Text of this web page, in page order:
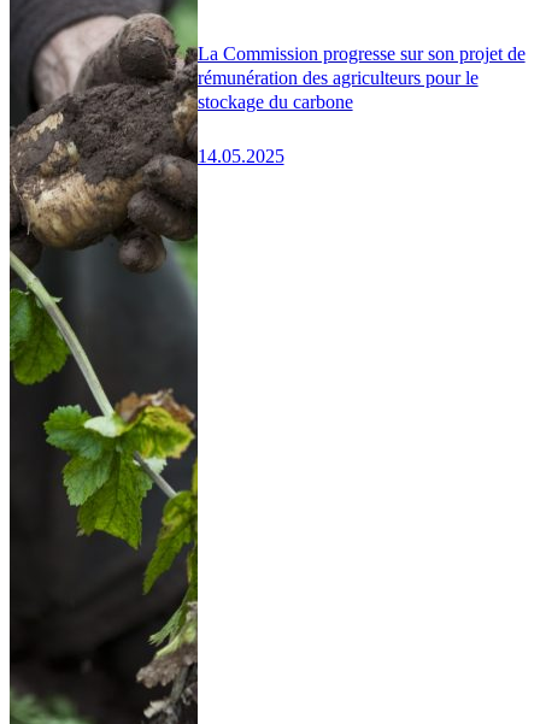
La Commission progresse sur son projet de
rémunération des agriculteurs pour le
stockage du carbone
14.05.2025